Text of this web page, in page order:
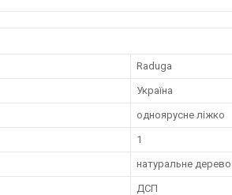
Raduga
Україна
одноярусне ліжко
1
натуральне дерево
ДСП